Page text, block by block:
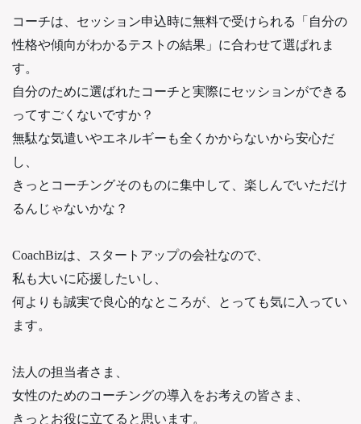
コーチは、セッション申込時に無料で受けられる「自分の
性格や傾向がわかるテストの結果」に合わせて選ばれま
す。
自分のために選ばれたコーチと実際にセッションができる
ってすごくないですか？
無駄な気遣いやエネルギーも全くかからないから安心だ
し、
きっとコーチングそのものに集中して、楽しんでいただけ
るんじゃないかな？
CoachBizは、スタートアップの会社なので、
私も大いに応援したいし、
何よりも誠実で良心的なところが、とっても気に入ってい
ます。
法人の担当者さま、
女性のためのコーチングの導入をお考えの皆さま、
きっとお役に立てると思います。